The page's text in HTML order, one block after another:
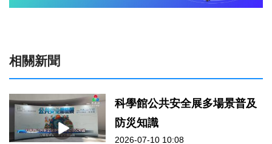
相關新聞
科學館公共安全展多場景普及
防災知識
2026-07-10 10:08